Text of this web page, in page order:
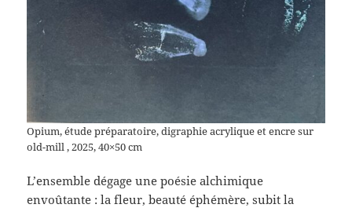
Opium, étude préparatoire, digraphie acrylique et encre sur
old-mill , 2025, 40×50 cm
L’ensemble dégage une poésie alchimique
envoûtante : la fleur, beauté éphémère, subit la